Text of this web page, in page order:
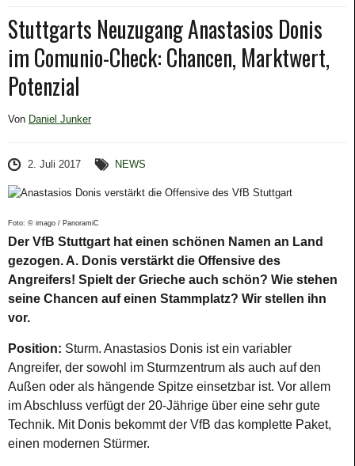
Stuttgarts Neuzugang Anastasios Donis
im Comunio-Check: Chancen, Marktwert,
Potenzial
Von Daniel Junker
2. Juli 2017 NEWS
Foto: © imago / PanoramiC
Der VfB Stuttgart hat einen schönen Namen an Land
gezogen. A. Donis verstärkt die Offensive des
Angreifers! Spielt der Grieche auch schön? Wie stehen
seine Chancen auf einen Stammplatz? Wir stellen ihn
vor.
Position: Sturm. Anastasios Donis ist ein variabler
Angreifer, der sowohl im Sturmzentrum als auch auf den
Außen oder als hängende Spitze einsetzbar ist. Vor allem
im Abschluss verfügt der 20-Jährige über eine sehr gute
Technik. Mit Donis bekommt der VfB das komplette Paket,
einen modernen Stürmer.